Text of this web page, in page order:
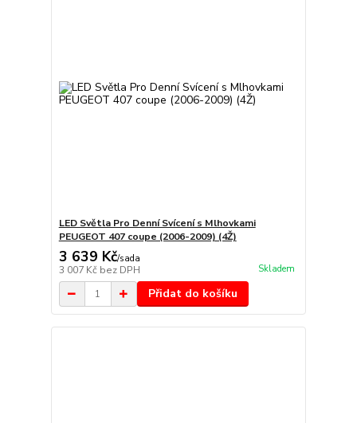
LED Světla Pro Denní Svícení s Mlhovkami
PEUGEOT 407 coupe (2006-2009) (4Ž)
3 639 Kč/sada
3 007 Kč bez DPH Skladem
Přidat do košíku